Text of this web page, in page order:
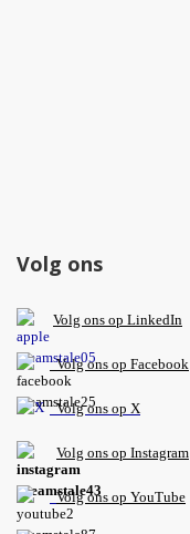
Volg ons
Volg ons op LinkedIn
Volg ons op Facebook
Volg ons op X
Volg ons op Instagram
Volgons op YouTube